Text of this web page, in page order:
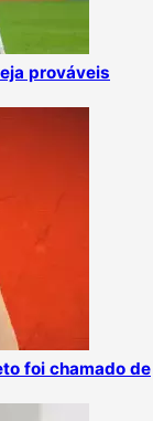
prováveis
foi chamado de